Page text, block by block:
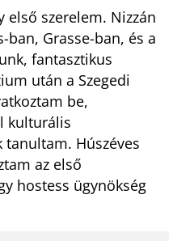
első szerelem. Nizzán
ban, Grasse-ban, és a
fantasztikus
után a Szegedi
be,
kulturális
tanultam. Húszéves
az első
hostess ügynökség